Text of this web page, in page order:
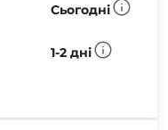
Сьогодні
1-2 дні